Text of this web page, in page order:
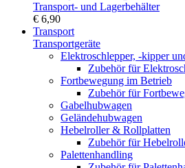
Transport- und Lagerbehälter
€ 6,90
Transport
Transportgeräte
Elektroschlepper, -kipper
Zubehör für
Fortbewegung im Betrieb
Zubehör für
Gabelhubwagen
Geländehubwagen
Hebelroller & Rollplatten
Zubehör für
Palettenhandling